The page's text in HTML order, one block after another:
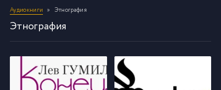
Аудиокниги Этнография
Этнография